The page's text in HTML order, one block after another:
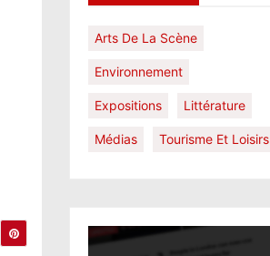
Arts De La Scène
Environnement
Expositions Littérature
Médias Tourisme Et Loisirs